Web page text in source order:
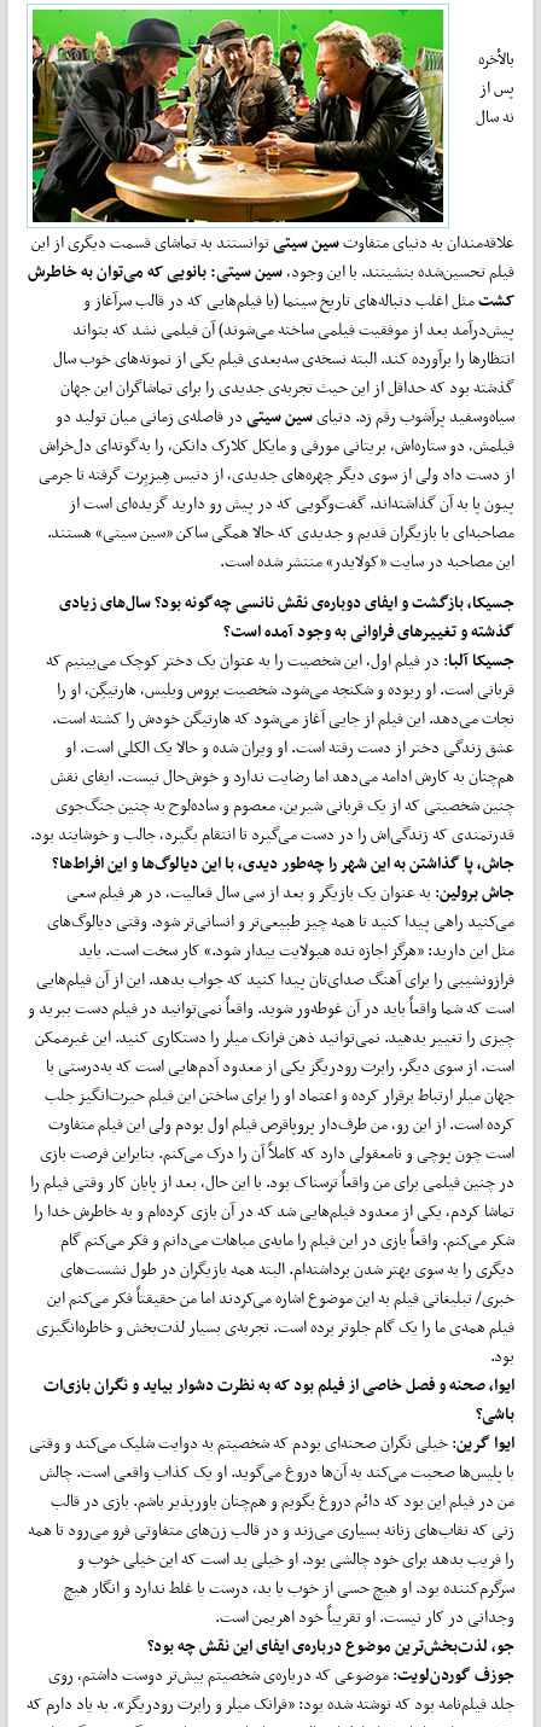
بالأخره
پس از
نه سال
علاقه‌مندان به دنیای متفاوتسین سیتیتوانستند به تماشای قسمت دیگری از این
فیلم تحسین‌شده بنشینند. با این وجود،سین سیتی: بانویی که می‌توان به خاطرش
کشتمثل اغلب دنباله‌های تاریخ سینما (یا فیلم‌هایی که در قالب سرآغاز و
پیش‌درآمد بعد از موفقیت فیلمی ساخته می‌شوند) آن فیلمی نشد که بتواند
انتظارها را برآورده کند. البته نسخه‌ی سه‌بعدی فیلم یکی از نمونه‌های خوب سال
گذشته بود که حداقل از این حیث تجربه‌ی جدیدی را برای تماشاگران این جهان
سیاه‌وسفید پرآشوب رقم زد. دنیایسین سیتیدر فاصله‌ی زمانی میان تولید دو
فیلمش، دو ستاره‌اش، بریتانی مورفی و مایکل کلارک دانکن، را به‌گونه‌ای دل‌خراش
از دست داد ولی از سوی دیگر چهره‌های جدیدی، از دنیس هِیزبِرت گرفته تا جرمی
پیون پا به آن گذاشته‌اند. گفت‌وگویی که در پیش رو دارید گزیده‌ای است از
مصاحبه‌ای با بازیگران قدیم و جدیدی که حالا همگی ساکن «سین سیتی» هستند.
این مصاحبه در سایت «کولایدر» منتشر شده است.
جسیکا، بازگشت و ایفای دوباره‌ی نقش نانسی چه‌گونه بود؟ سال‌های زیادی
گذشته و تغییرهای فراوانی به وجود آمده است؟
جسیکا آلبا: در فیلم اول، این شخصیت را به عنوان یک دختر کوچک می‌بینیم که
قربانی است. او ربوده و شکنجه می‌شود. شخصیت بروس ویلیس، هارتیگِن، او را
نجات می‌دهد. این فیلم از جایی آغاز می‌شود که هارتیگن خودش را کشته است.
عشق زندگی دختر از دست رفته است. او ویران شده و حالا یک الکلی است. او
هم‌چنان به کارش ادامه می‌دهد اما رضایت ندارد و خوش‌حال نیست. ایفای نقش
چنین شخصیتی که از یک قربانی شیرین، معصوم و ساده‌لوح به چنین جنگ‌جوی
قدرتمندی که زندگی‌اش را در دست می‌گیرد تا انتقام بگیرد، جالب و خوشایند بود.
جاش، پا گذاشتن به این شهر را چه‌طور دیدی، با این دیالوگ‌ها و این افراط‌ها؟
جاش برولین: به عنوان یک بازیگر و بعد از سی سال فعالیت، در هر فیلم سعی
می‌کنید راهی پیدا کنید تا همه چیز طبیعی‌تر و انسانی‌تر شود. وقتی دیالوگ‌های
مثل این دارید: «هرگز اجازه نده هیولایت بیدار شود.» کار سخت است. باید
فرازونشیبی را برای آهنگ صدای‌تان پیدا کنید که جواب بدهد. این از آن فیلم‌هایی
است که شما واقعاً باید در آن غوطه‌ور شوید. واقعاً نمی‌توانید در فیلم دست ببرید و
چیزی را تغییر بدهید. نمی‌توانید ذهن فرانک میلر را دستکاری کنید. این غیرممکن
است. از سوی دیگر، رابرت رودریگز یکی از معدود آدم‌هایی است که به‌درستی با
جهان میلر ارتباط برقرار کرده و اعتماد او را برای ساختن این فیلم حیرت‌انگیز جلب
کرده است. از این رو، من طرف‌دار پروپاقرص فیلم اول بودم ولی این فیلم متفاوت
است چون پوچی و نامعقولی دارد که کاملاً آن را درک می‌کنم. بنابراین فرصت بازی
در چنین فیلمی برای من واقعاً ترسناک بود. با این حال، بعد از پایان کار وقتی فیلم را
تماشا کردم، یکی از معدود فیلم‌هایی شد که در آن بازی کرده‌ام و به خاطرش خدا را
شکر می‌کنم. واقعاً بازی در این فیلم را مایه‌ی مباهات می‌دانم و فکر می‌کنم گام
دیگری را به سوی بهتر شدن برداشته‌ام. البته همه بازیگران در طول نشست‌های
خبری/ تبلیغاتی فیلم به این موضوع اشاره می‌کردند اما من حقیقتاً فکر می‌کنم این
فیلم همه‌ی ما را یک گام جلوتر برده است. تجربه‌ی بسیار لذت‌بخش و خاطره‌انگیزی
بود.
ایوا، صحنه و فصل خاصی از فیلم بود که به نظرت دشوار بیاید و نگران بازی‌ات
باشی؟
ایوا گرین: خیلی نگران صحنه‌ای بودم که شخصیتم به دوایت شلیک می‌کند و وقتی
با پلیس‌ها صحبت می‌کند به آن‌ها دروغ می‌گوید. او یک کذاب واقعی است. چالش
من در فیلم این بود که دائم دروغ بگویم و هم‌چنان باورپذیر باشم. بازی در قالب
زنی که نقاب‌های زنانه بسیاری می‌زند و در قالب زن‌های متفاوتی فرو می‌رود تا همه
را فریب بدهد برای خود چالشی بود. او خیلی بد است که این خیلی خوب و
سرگرم‌کننده بود. او هیچ حسی از خوب یا بد، درست یا غلط ندارد و انگار هیچ
وجدانی در کار نیست. او تقریباً خود اهریمن است.
جو، لذت‌بخش‌ترین موضوع درباره‌ی ایفای این نقش چه بود؟
جوزف گوردن‌لویت: موضوعی که درباره‌ی شخصیتم بیش‌تر دوست داشتم، روی
جلد فیلم‌نامه بود که نوشته شده بود: «فرانک میلر و رابرت رودریگز». به یاد دارم که